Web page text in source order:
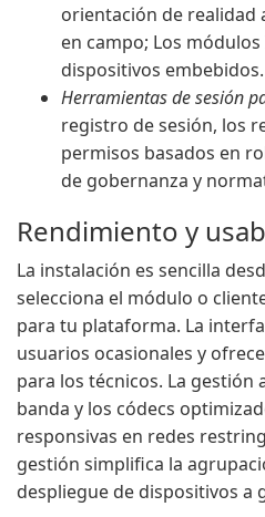
orientación de realidad
en campo; Los
dispositivos embebidos.
Herramientas de sesión
registro de sesión, los
permisos basados en
de gobernanza y
Rendimiento y
La instalación es sencilla
selecciona el módulo o
para tu plataforma. La
usuarios ocasionales y
para los técnicos. La gestión
banda y los códecs
responsivas en redes
gestión simplifica la
despliegue de dispositivos a